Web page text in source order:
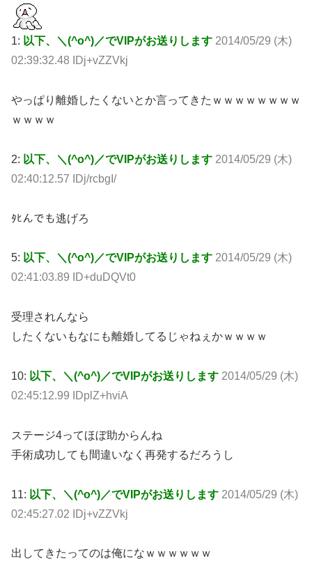
1: 以下、＼(^o^)／でVIPがお送りします 2014/05/29 (木)
02:39:32.48 IDj+vZZVkj
やっぱり離婚したくないとか言ってきたｗｗｗｗｗｗｗｗ
ｗｗｗｗ
2: 以下、＼(^o^)／でVIPがお送りします 2014/05/29 (木)
02:40:12.57 IDj/rcbgI/
ﾀﾋんでも逃げろ
5: 以下、＼(^o^)／でVIPがお送りします 2014/05/29 (木)
02:41:03.89 ID+duDQVt0
受理されんなら
したくないもなにも離婚してるじゃねぇかｗｗｗｗ
10: 以下、＼(^o^)／でVIPがお送りします 2014/05/29 (木)
02:45:12.99 IDplZ+hviA
ステージ4ってほぼ助からんね
手術成功しても間違いなく再発するだろうし
11: 以下、＼(^o^)／でVIPがお送りします 2014/05/29 (木)
02:45:27.02 IDj+vZZVkj
出してきたってのは俺になｗｗｗｗｗｗ